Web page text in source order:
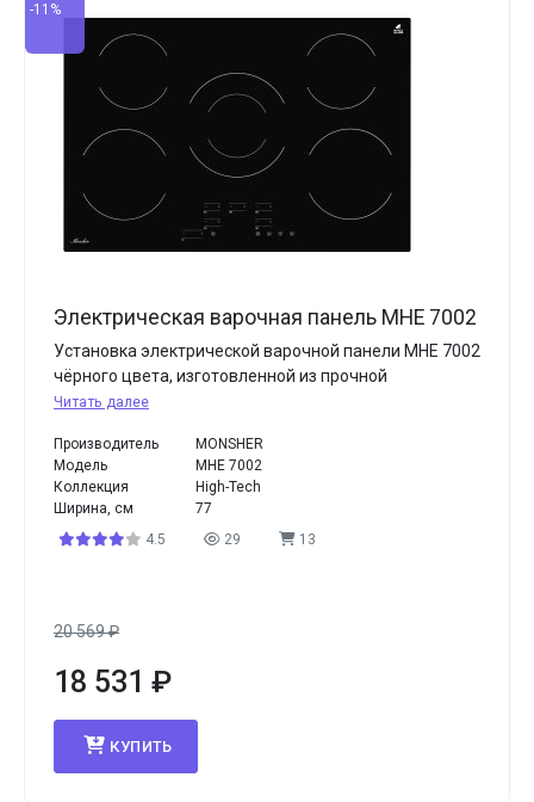
-11%
Электрическая варочная панель MHE 7002
Установка электрической варочной панели MHE 7002
чёрного цвета, изготовленной из прочной
Читать далее
Производитель
MONSHER
Модель
MHE 7002
Коллекция
High-Tech
Ширина, см
77
4.5
29 13
20 569₽
18 531 ₽
КУПИТЬ